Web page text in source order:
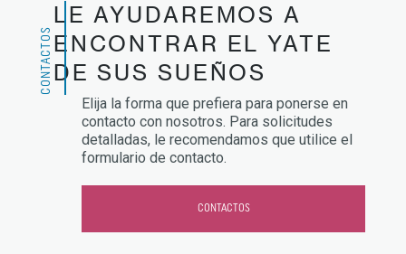
CONTACTOS
LE AYUDAREMOS A
ENCONTRAR EL YATE
DE SUS SUEÑOS
Elija la forma que prefiera para ponerse en
contacto con nosotros. Para solicitudes
detalladas, le recomendamos que utilice el
formulario de contacto.
CONTACTOS